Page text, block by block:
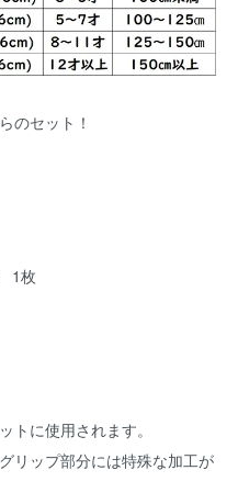
のセット！
1枚
トに使用されます。
リップ部分には特殊な加工が